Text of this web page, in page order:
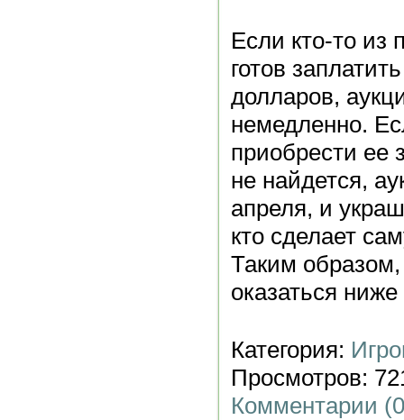
Если кто-то из
готов
долларов,
немедленно.
приобрести ее
не найдется,
апреля, и
кто сделает
Таким
оказаться
Категория:
Просмотров:
Комментарии